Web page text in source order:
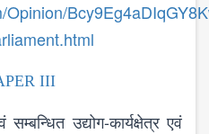
III
सम्ब​न्धित उद्योग-कार्यक्षेत्र एवं